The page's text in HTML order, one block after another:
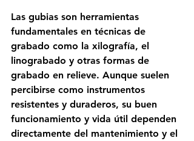
Las gubias son herramientas
fundamentales en técnicas de
grabado como la xilografía, el
linograbado y otras formas de
grabado en relieve. Aunque suelen
percibirse como instrumentos
resistentes y duraderos, su buen
funcionamiento y vida útil dependen
directamente del mantenimiento y el